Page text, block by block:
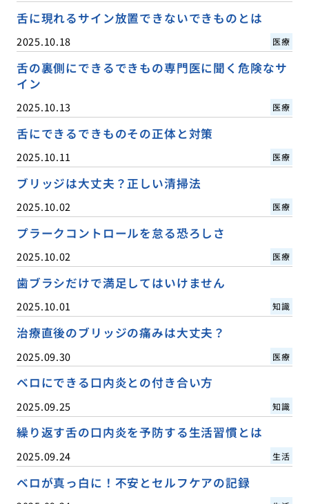
舌に現れるサイン放置できないできものとは
2025.10.18 医療
舌の裏側にできるできもの専門医に聞く危険なサ
イン
2025.10.13 医療
舌にできるできものその正体と対策
2025.10.11 医療
ブリッジは大丈夫？正しい清掃法
2025.10.02 医療
プラークコントロールを怠る恐ろしさ
2025.10.02 医療
歯ブラシだけで満足してはいけません
2025.10.01 知識
治療直後のブリッジの痛みは大丈夫？
2025.09.30 医療
ベロにできる口内炎との付き合い方
2025.09.25 知識
繰り返す舌の口内炎を予防する生活習慣とは
2025.09.24 生活
ベロが真っ白に！不安とセルフケアの記録